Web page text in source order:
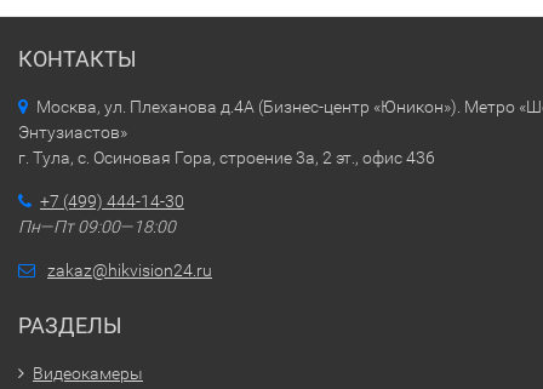
КОНТАКТЫ
Москва, ул. Плеханова д.4А (Бизнес-центр «Юникон»). Метро
Энтузиастов»
г. Тула, с. Осиновая Гора, строение 3а, 2 эт., офис 436
+7 (499) 444-14-30
Пн—Пт 09:00—18:00
zakaz@hikvision24.ru
РАЗДЕЛЫ
Видеокамеры